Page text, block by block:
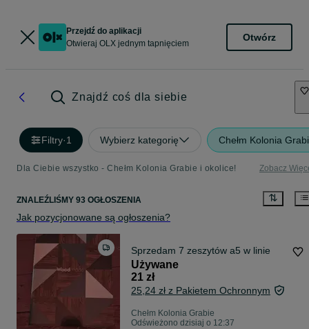
Przejdź do aplikacji
Otwieraj OLX jednym tapnięciem
Otwórz
Znajdź coś dla siebie
Filtry·1 Wybierz kategorię Chełm Kolonia
Dla Ciebie wszystko - Chełm Kolonia Grabie i okolice! Zobacz
ZNALEŹLIŚMY 93 OGŁOSZENIA
Jak pozycjonowane są ogłoszenia?
Sprzedam 7 zeszytów a5 w linie
Używane
21 zł
25,24 zł z Pakietem Ochronnym
Chełm Kolonia Grabie
Odświeżono dzisiaj o 12:37